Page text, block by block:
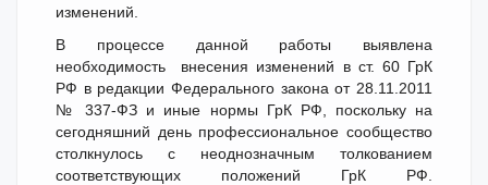
изменений.
В процессе данной работы выявлена
необходимость внесения изменений в ст. 60 ГрК
РФ в редакции Федерального закона от 28.11.2011
№ 337-ФЗ и иные нормы ГрК РФ, поскольку на
сегодняшний день профессиональное сообщество
столкнулось с неоднозначным толкованием
соответствующих положений ГрК РФ.